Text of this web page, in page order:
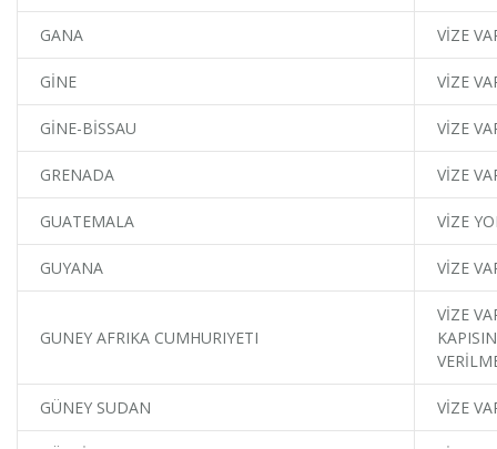
GANA VİZE
GİNE VİZE
GİNE-BİSSAU VİZE
GRENADA VİZE
GUATEMALA VİZE
GUYANA VİZE
GUNEY AFRIKA CUMHURIYETI
VİZE
GÜNEY SUDAN VİZE